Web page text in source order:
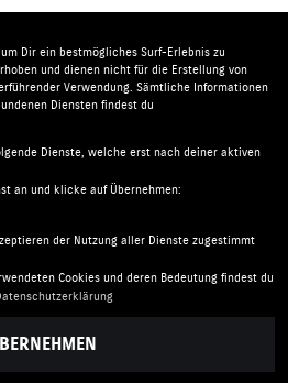
Bahnhofstr. 34 | 36110 Schlitz |
|Batterieverordnung
Dir ein bestmögliches Surf-Erlebnis zu
und dienen nicht für die Erstellung von
Verwendung. Sämtliche Informationen
Diensten findest du
Dienste, welche erst nach deiner aktiven
an und klicke auf Übernehmen:
der Nutzung aller Dienste zugestimmt
Cookies und deren Bedeutung findest du